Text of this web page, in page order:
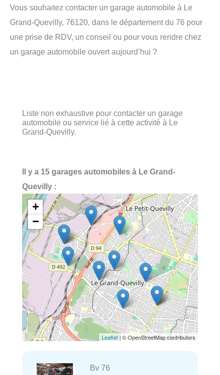
Vous souhaitez contacter un garage automobile à Le
Grand-Quevilly, 76120, dans le département du 76 pour
une prise de RDV, un conseil ou pour vous rendre chez
un garage automobile ouvert aujourd’hui ?
Liste non exhaustive pour contacter un garage
automobile ou service lié à cette activité à Le
Grand-Quevilly.
Il y a 15 garages automobiles à Le Grand-
Quevilly :
+
−
Leaflet | © OpenStreetMap contributors
Bv 76